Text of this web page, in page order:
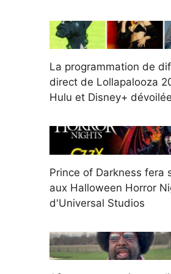
La programmation de
direct de Lollapalooza
Hulu et Disney+ dévoilée
Prince of Darkness fera
aux Halloween Horror
d'Universal Studios